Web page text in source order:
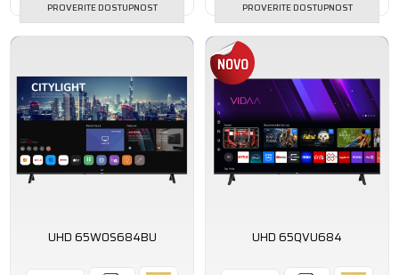
PROVERITE DOSTUPNOST PROVERITE DOSTUPNOST
UHD 65WOS684BU UHD 65QVU684